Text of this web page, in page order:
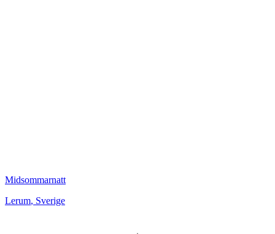
Midsommarnatt
Lerum, Sverige